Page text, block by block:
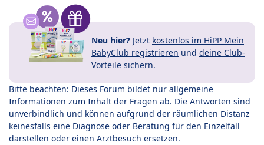
Neu hier? Jetzt kostenlos im HiPP Mein
BabyClub registrieren und deine Club-
Vorteile sichern.
Bitte beachten: Dieses Forum bildet nur allgemeine
Informationen zum Inhalt der Fragen ab. Die Antworten sind
unverbindlich und können aufgrund der räumlichen Distanz
keinesfalls eine Diagnose oder Beratung für den Einzelfall
darstellen oder einen Arztbesuch ersetzen.